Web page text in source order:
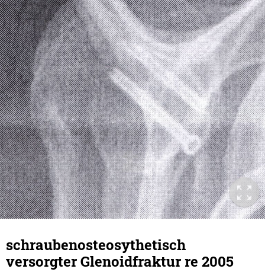
schraubenosteosythetisch
versorgter Glenoidfraktur re 2005